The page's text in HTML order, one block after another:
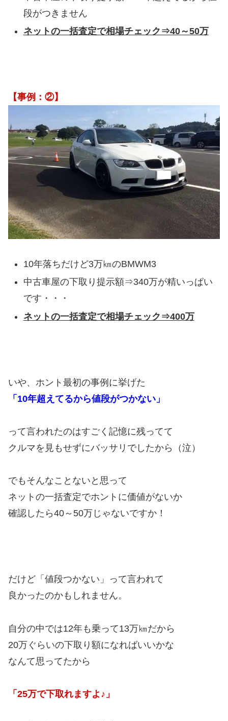
段がつきません
ネットの一括査定で相場チェック⇒40～50万
【事例：②】
10年落ちだけど3万㎞のBMWM3
中古車屋の下取り提示額⇒340万が精いっぱい
です・・・
ネットの一括査定で相場チェック⇒400万
いや、ホント最初の事例に挙げた
「10年超えてるから値段がつかない」
って言われたのはすごく記憶に残ってて
クルマを見もせずにバッサリでしたから（泣）
でもそんなことないと思って
ネットの一括査定でホントに価値がないか
確認したら40～50万じゃないですか！
だけど「値段つかない」って言われて
良かったのかもしれません。
自分の中では12年も乗って13万㎞だから
20万ぐらいの下取り額になればいいかな
なんて思ってたから
「25万で下取れますよ♪」